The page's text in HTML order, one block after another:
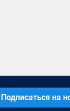
Подписаться на